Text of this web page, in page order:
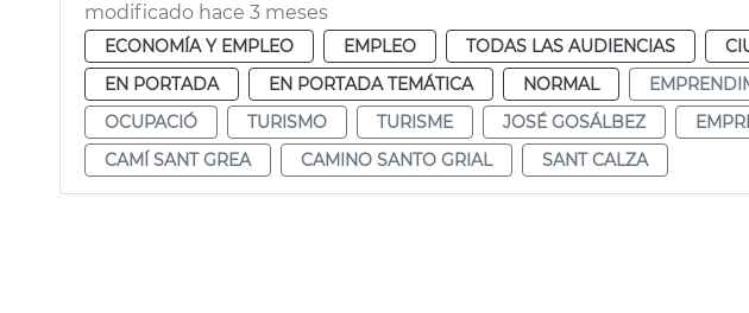
modificado hace 3 meses
ECONOMÍA Y EMPLEO EMPLEO TODAS LAS AUDIENCIAS
EN PORTADA
EN PORTADA TEMÁTICA NORMAL
OCUPACIÓ
TURISMO TURISME JOSÉ GOSÁLBEZ
CAMÍ SANT GREA
CAMINO SANTO GRIAL SANT CALZA